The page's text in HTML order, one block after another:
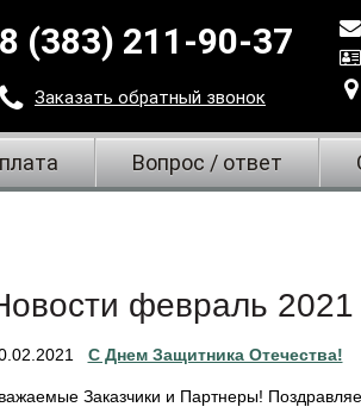
8 (383) 211-90-37
Заказать обратный звонок
Вопрос / ответ
февраль 2021
С Днем Защитника Отечества!
Заказчики и Партнеры!